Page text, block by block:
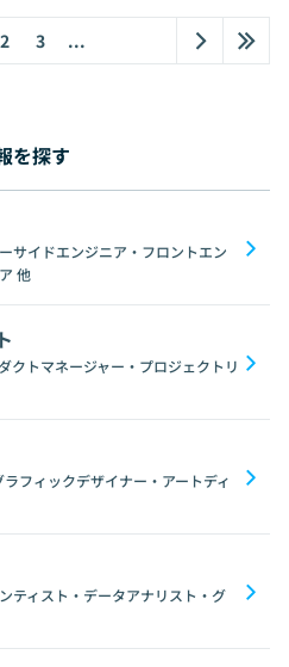
2 3 ...
を探す
サイドエンジニア・フロントエン
他
クトマネージャー・プロジェクトリ
フィックデザイナー・アートディ
ティスト・データアナリスト・グ